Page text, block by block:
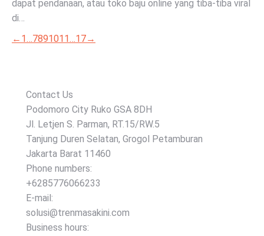
dapat pendanaan, atau toko baju online yang tiba-tiba viral
di…
← 1…7891011…17→
Contact Us
Podomoro City Ruko GSA 8DH
Jl. Letjen S. Parman, RT.15/RW.5
Tanjung Duren Selatan, Grogol Petamburan
Jakarta Barat 11460
Phone numbers:
+6285776066233
E-mail:
solusi@trenmasakini.com
Business hours: